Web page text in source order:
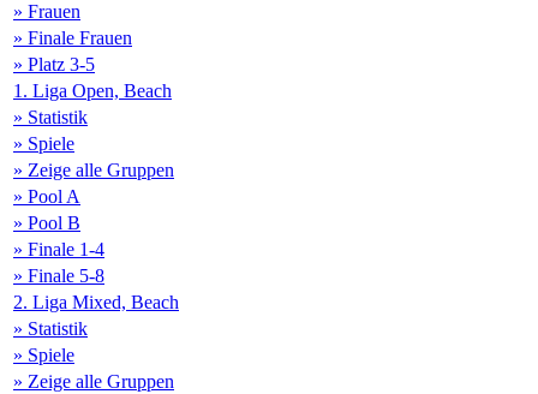
» Frauen
» Finale Frauen
» Platz 3-5
1. Liga Open, Beach
» Statistik
» Spiele
» Zeige alle Gruppen
» Pool A
» Pool B
» Finale 1-4
» Finale 5-8
2. Liga Mixed, Beach
» Statistik
» Spiele
» Zeige alle Gruppen